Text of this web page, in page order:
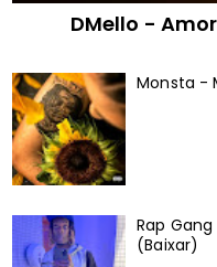
DMello -
Monsta -
Rap Gang
(Baixar)